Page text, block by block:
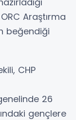
Araştırma
beğendiği
CHP
26
gençlere